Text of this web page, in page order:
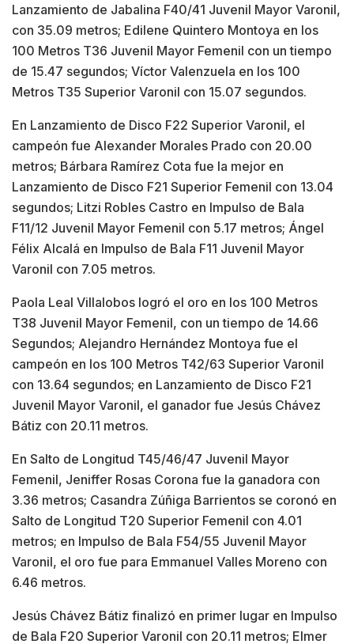
Lanzamiento de Jabalina F40/41 Juvenil Mayor Varonil,
con 35.09 metros; Edilene Quintero Montoya en los
100 Metros T36 Juvenil Mayor Femenil con un tiempo
de 15.47 segundos; Víctor Valenzuela en los 100
Metros T35 Superior Varonil con 15.07 segundos.
En Lanzamiento de Disco F22 Superior Varonil, el
campeón fue Alexander Morales Prado con 20.00
metros; Bárbara Ramírez Cota fue la mejor en
Lanzamiento de Disco F21 Superior Femenil con 13.04
segundos; Litzi Robles Castro en Impulso de Bala
F11/12 Juvenil Mayor Femenil con 5.17 metros; Ángel
Félix Alcalá en Impulso de Bala F11 Juvenil Mayor
Varonil con 7.05 metros.
Paola Leal Villalobos logró el oro en los 100 Metros
T38 Juvenil Mayor Femenil, con un tiempo de 14.66
Segundos; Alejandro Hernández Montoya fue el
campeón en los 100 Metros T42/63 Superior Varonil
con 13.64 segundos; en Lanzamiento de Disco F21
Juvenil Mayor Varonil, el ganador fue Jesús Chávez
Bátiz con 20.11 metros.
En Salto de Longitud T45/46/47 Juvenil Mayor
Femenil, Jeniffer Rosas Corona fue la ganadora con
3.36 metros; Casandra Zúñiga Barrientos se coronó en
Salto de Longitud T20 Superior Femenil con 4.01
metros; en Impulso de Bala F54/55 Juvenil Mayor
Varonil, el oro fue para Emmanuel Valles Moreno con
6.46 metros.
Jesús Chávez Bátiz finalizó en primer lugar en Impulso
de Bala F20 Superior Varonil con 20.11 metros; Elmer